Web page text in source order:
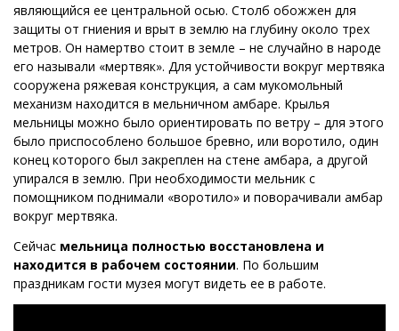
являющийся ее центральной осью. Столб обожжен для
защиты от гниения и врыт в землю на глубину около трех
метров. Он намертво стоит в земле – не случайно в народе
его называли «мертвяк». Для устойчивости вокруг мертвяка
сооружена ряжевая конструкция, а сам мукомольный
механизм находится в мельничном амбаре. Крылья
мельницы можно было ориентировать по ветру – для этого
было приспособлено большое бревно, или воротило, один
конец которого был закреплен на стене амбара, а другой
упирался в землю. При необходимости мельник с
помощником поднимали «воротило» и поворачивали амбар
вокруг мертвяка.
Сейчас мельница полностью восстановлена и
находится в рабочем состоянии. По большим
праздникам гости музея могут видеть ее в работе.